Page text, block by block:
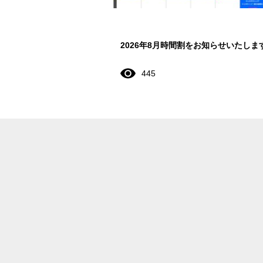
2026年8月時間割をお知らせいたしま
445